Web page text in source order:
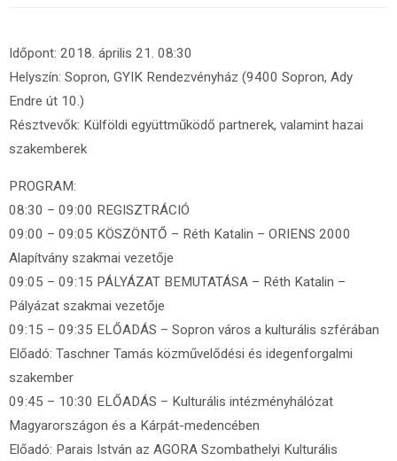
Időpont: 2018. április 21. 08:30
Helyszín: Sopron, GYIK Rendezvényház (9400 Sopron, Ady
Endre út 10.)
Résztvevők: Külföldi együttműködő partnerek, valamint hazai
szakemberek
PROGRAM:
08:30 – 09:00 REGISZTRÁCIÓ
09:00 – 09:05 KÖSZÖNTŐ – Réth Katalin – ORIENS 2000
Alapítvány szakmai vezetője
09:05 – 09:15 PÁLYÁZAT BEMUTATÁSA – Réth Katalin –
Pályázat szakmai vezetője
09:15 – 09:35 ELŐADÁS – Sopron város a kulturális szférában
Előadó: Taschner Tamás közművelődési és idegenforgalmi
szakember
09:45 – 10:30 ELŐADÁS – Kulturális intézményhálózat
Magyarországon és a Kárpát-medencében
Előadó: Parais István az AGORA Szombathelyi Kulturális